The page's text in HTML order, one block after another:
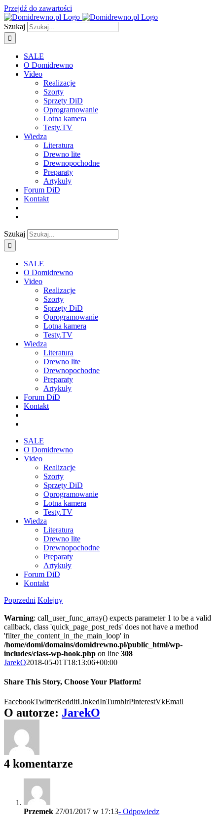
Przejdź do zawartości
Szukaj
SALE
O Domidrewno
Video
Realizacje
Szorty
Sprzęty DiD
Oprogramowanie
Lotna kamera
Testy.TV
Wiedza
Literatura
Drewno lite
Drewnopochodne
Preparaty
Artykuły
Forum DiD
Kontakt
Szukaj
SALE
O Domidrewno
Video
Realizacje
Szorty
Sprzęty DiD
Oprogramowanie
Lotna kamera
Testy.TV
Wiedza
Literatura
Drewno lite
Drewnopochodne
Preparaty
Artykuły
Forum DiD
Kontakt
SALE
O Domidrewno
Video
Realizacje
Szorty
Sprzęty DiD
Oprogramowanie
Lotna kamera
Testy.TV
Wiedza
Literatura
Drewno lite
Drewnopochodne
Preparaty
Artykuły
Forum DiD
Kontakt
Poprzedni Kolejny
Warning: call_user_func_array() expects parameter 1 to be a valid
callback, class 'quick_page_post_reds' does not have a method
'filter_the_content_in_the_main_loop' in
/home/domi/domains/domidrewno.pl/public_html/wp-
includes/class-wp-hook.php on line 308
JarekO2018-05-01T18:13:06+00:00
Share This Story, Choose Your Platform!
FacebookTwitterRedditLinkedInTumblrPinterestVkEmail
O autorze: JarekO
4 komentarze
Przemek 27/01/2017 w 17:13- Odpowiedz